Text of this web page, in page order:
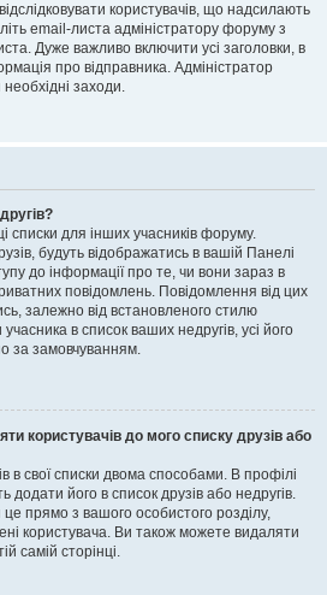
користувачів, що надсилають
email-листа адміністратору форуму з
Дуже важливо включити усі заголовки, в
про відправника. Адміністратор
заходи.
списки для інших учасників форуму.
будуть відображатись в вашій Панелі
до інформації про те, чи вони зараз в
повідомлень. Повідомлення від цих
залежно від встановленого стилю
в список ваших недругів, усі його
за замовчуванням.
користувачів до мого списку друзів або
в свої списки двома способами. В профілі
додати його в список друзів або недругів.
прямо з вашого особистого розділу,
користувача. Ви також можете видаляти
самій сторінці.